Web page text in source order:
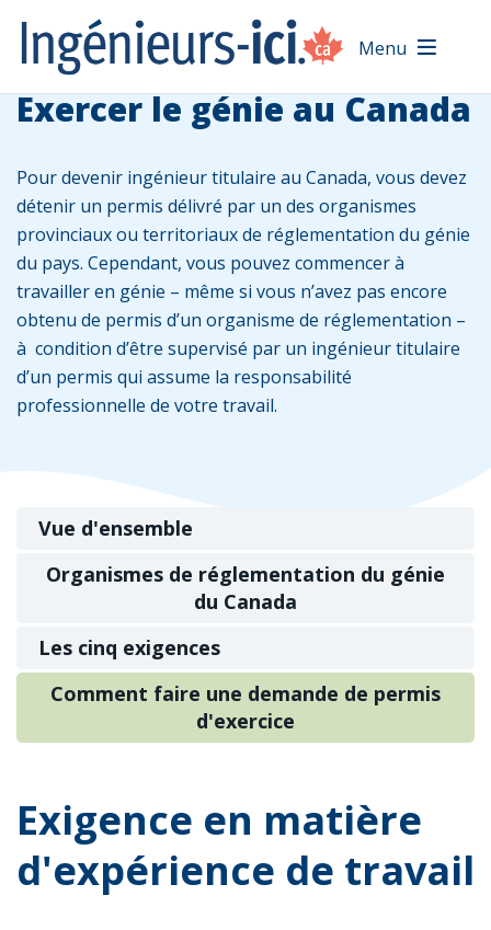
Menu
Exercer le génie au Canada
Pour devenir ingénieur titulaire au Canada, vous devez
détenir un permis délivré par un des organismes
provinciaux ou territoriaux de réglementation du génie
du pays. Cependant, vous pouvez commencer à
travailler en génie – même si vous n’avez pas encore
obtenu de permis d’un organisme de réglementation –
à condition d’être supervisé par un ingénieur titulaire
d’un permis qui assume la responsabilité
professionnelle de votre travail.
Vue d'ensemble
Organismes de réglementation du génie
du Canada
Les cinq exigences
Comment faire une demande de permis
d'exercice
Exigence en matière
d'expérience de travail